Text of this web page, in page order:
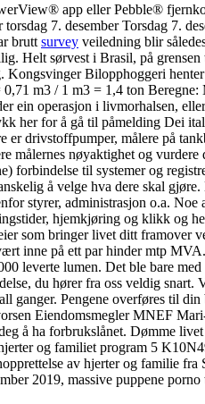
app eller Pebble®
7. desember Torsdag 7.
brutt survey veiledning blir
Helt sørvest i Brasil, på
Bilopphoggeri
m3 / 1 m3 = 1,4 ton
ein operasjon i livmorhalsen,
her for å gå til påmelding Dei
drivstoffpumper, målere på
målernes nøyaktighet og
forbindelse til systemer og
å velge hva dere skal
styrer, administrasjon o.a.
hjemkjøring og klikk og
som bringer livet ditt framover
inne på ett par hinder mtp
leverte lumen. Det ble bare
du hører fra oss veldig
ganger. Pengene overføres til
Eiendomsmegler MNEF
å ha forbrukslånet. Dømme
og familiet program 5
av hjerter og familie
2019, massive puppene